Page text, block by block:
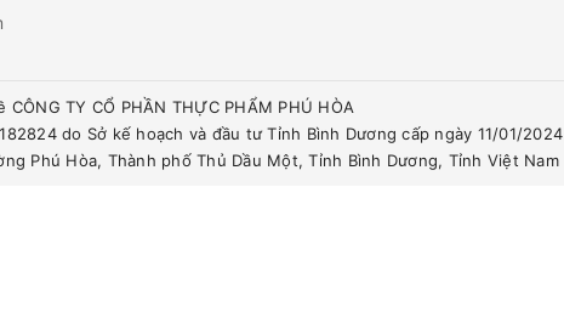
TY CỔ PHẦN THỰC PHẨM PHÚ HÒA
do Sở kế hoạch và đầu tư Tỉnh Bình Dương cấp ngày 11/01/2024
Phú Hòa, Thành phố Thủ Dầu Một, Tỉnh Bình Dương, Tỉnh Việt Nam